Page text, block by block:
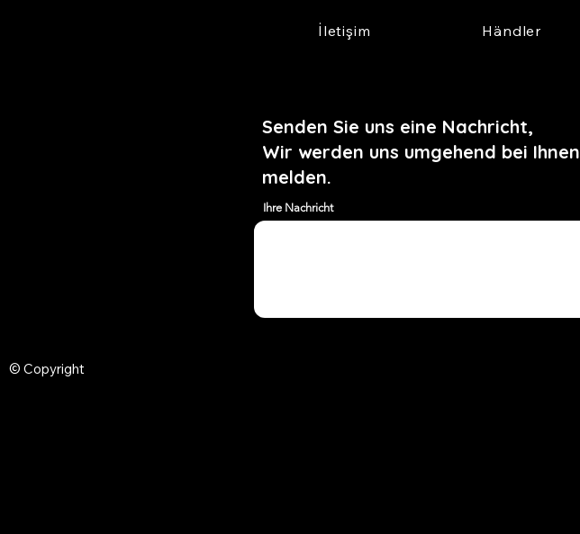
İletişim Händler
Senden Sie uns eine Nachricht,
Wir werden uns umgehend bei Ihnen
melden.
Ihre Nachricht
© Copyright